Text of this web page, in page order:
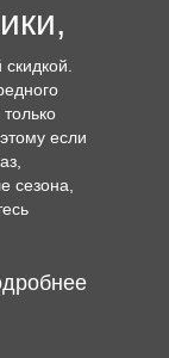
если
сезона,